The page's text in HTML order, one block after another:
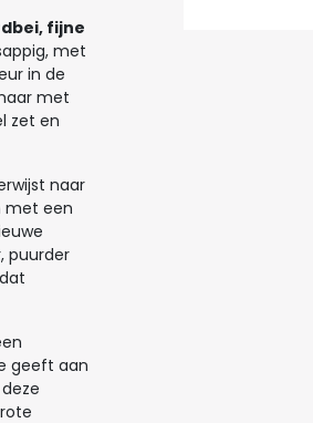
fijne
met
in de
met
zet en
naar
met een
puurder
geeft aan